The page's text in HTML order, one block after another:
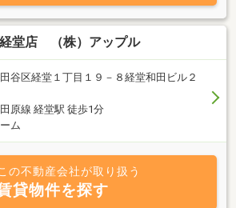
内させて頂いております。どうぞお気軽にご
堂店 （株）アップル
谷区経堂１丁目１９－８経堂和田ビル２
原線 経堂駅 徒歩1分
ム
の不動産会社が取り扱う
貸物件を探す